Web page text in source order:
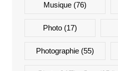
Musique(76)
Photo(17)
Photographie(55)